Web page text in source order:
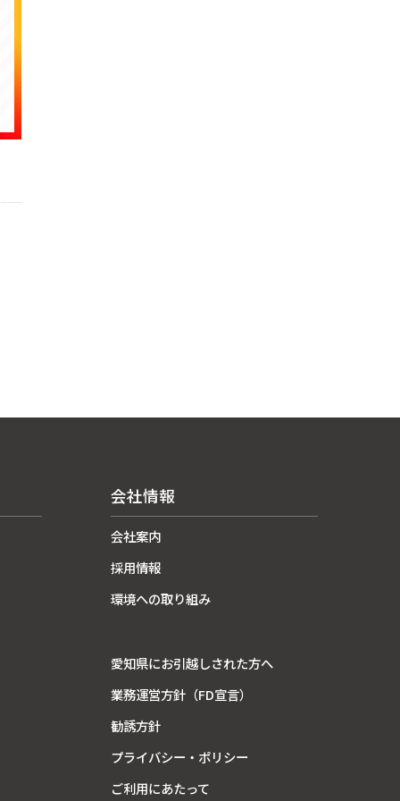
会社情報
会社案内
採用情報
環境への取り組み
愛知県にお引越しされた方へ
業務運営方針（FD宣言）
勧誘方針
プライバシー・ポリシー
ご利用にあたって